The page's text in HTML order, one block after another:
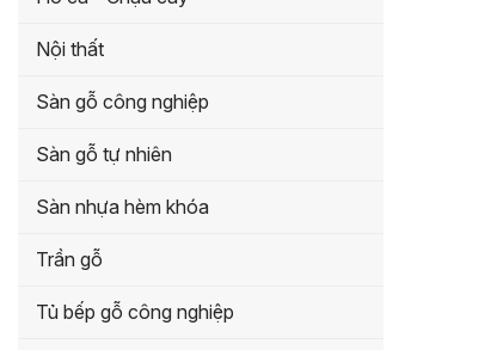
Nội thất
Sàn gỗ công nghiệp
Sàn gỗ tự nhiên
Sàn nhựa hèm khóa
Trần gỗ
Tủ bếp gỗ công nghiệp